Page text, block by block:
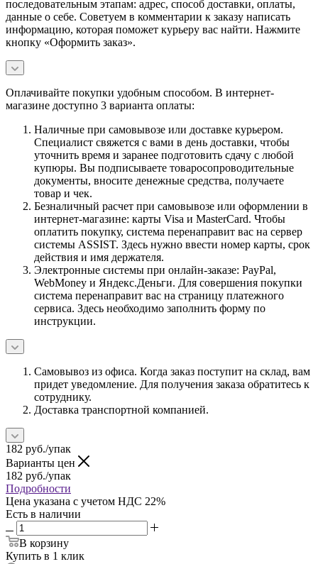
последовательным этапам: адрес, способ доставки, оплаты,
данные о себе. Советуем в комментарии к заказу написать
информацию, которая поможет курьеру вас найти. Нажмите
кнопку «Оформить заказ».
Оплачивайте покупки удобным способом. В интернет-
магазине доступно 3 варианта оплаты:
Наличные при самовывозе или доставке курьером.
Специалист свяжется с вами в день доставки, чтобы
уточнить время и заранее подготовить сдачу с любой
купюры. Вы подписываете товаросопроводительные
документы, вносите денежные средства, получаете
товар и чек.
Безналичный расчет при самовывозе или оформлении в
интернет-магазине: карты Visa и MasterCard. Чтобы
оплатить покупку, система перенаправит вас на сервер
системы ASSIST. Здесь нужно ввести номер карты, срок
действия и имя держателя.
Электронные системы при онлайн-заказе: PayPal,
WebMoney и Яндекс.Деньги. Для совершения покупки
система перенаправит вас на страницу платежного
сервиса. Здесь необходимо заполнить форму по
инструкции.
Самовывоз из офиса. Когда заказ поступит на склад, вам
придет уведомление. Для получения заказа обратитесь к
сотруднику.
Доставка транспортной компанией.
182 руб./упак
Варианты цен
182 руб./упак
Подробности
Цена указана с учетом НДС 22%
Есть в наличии
В корзину
Купить в 1 клик